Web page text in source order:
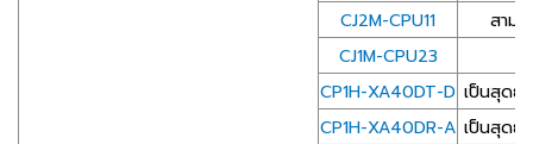
CJ2M-CPU11
สาม
CJ1M-CPU23
CP1H-XA40DT-D เป็นสุดย
CP1H-XA40DR-A เป็นสุดย